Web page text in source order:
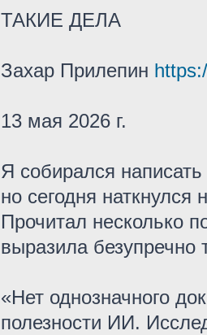
ТАКИЕ ДЕЛА
Захар Прилепин
13 мая 2026 г.
Я собирался
но сегодня наткнулся
Прочитал несколько
выразила безупречно
«Нет однозначного
полезности ИИ.